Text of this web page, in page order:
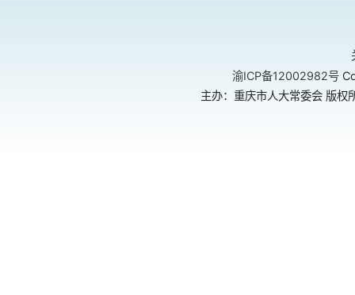
渝ICP备12002982号
主办：重庆市人大常委会 版